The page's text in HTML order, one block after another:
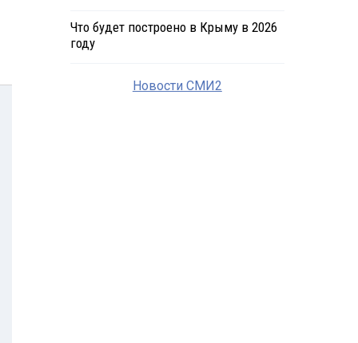
Что будет построено в Крыму в 2026
году
Новости СМИ2